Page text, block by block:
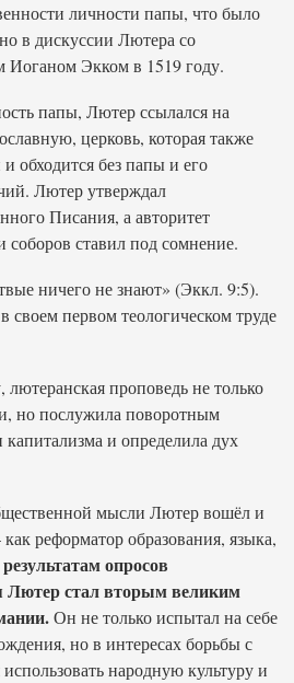
личности папы, что было
в дискуссии Лютера со
Иоганом Экком в 1519 году.
папы, Лютер ссылался на
церковь, которая также
обходится без папы и его
Лютер утверждал
Писания, а авторитет
ставил под сомнение.
ничего не знают» (Эккл. 9:5).
своем первом теологическом труде
проповедь не только
но послужила поворотным
и определила дух
мысли Лютер вошёл и
реформатор образования, языка,
опросов
Лютер стал вторым великим
Он не только испытал на себе
но в интересах борьбы с
народную культуру и